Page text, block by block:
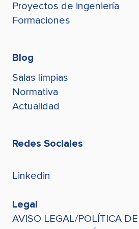
Proyectos de ingeniería
Formaciones
Blog
Salas limpias
Normativa
Actualidad
Redes Sociales
Linkedin
Legal
AVISO LEGAL/POLÍTICA DE